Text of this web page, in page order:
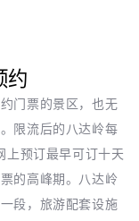
约
门票的景区，也无
限流后的八达岭每
上预订最早可订十天
的高峰期。八达岭
段，旅游配套设施